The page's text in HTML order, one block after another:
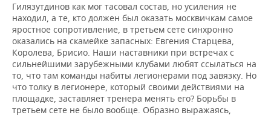
Гилязутдинов как мог тасовал состав, но усиления не
находил, а те, кто должен был оказать москвичкам самое
яростное сопротивление, в третьем сете синхронно
оказались на скамейке запасных: Евгения Старцева,
Королева, Брисио. Наши наставники при встречах с
сильнейшими зарубежными клубами любят ссылаться на
то, что там команды набиты легионерами под завязку. Но
что толку в легионере, который своими действиями на
площадке, заставляет тренера менять его? Борьбы в
третьем сете не было вообще. Образно выражаясь,